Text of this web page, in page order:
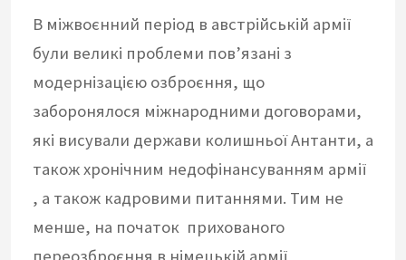
В міжвоєнний період в австрійській армії
були великі проблеми пов’язані з
модернізацією озброєння, що
заборонялося міжнародними договорами,
які висували держави колишньої Антанти, а
також хронічним недофінансуванням армії
, а також кадровими питаннями. Тим не
менше, на початок прихованого